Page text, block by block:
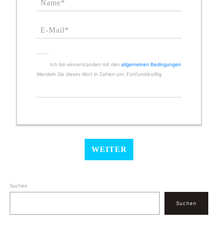
Ich bin einverstanden mit denallgemeinen Bedingungen
Wandeln Sie dieses Wort in Zahlen um: Fünfunddreißig
Suchen
Suchen